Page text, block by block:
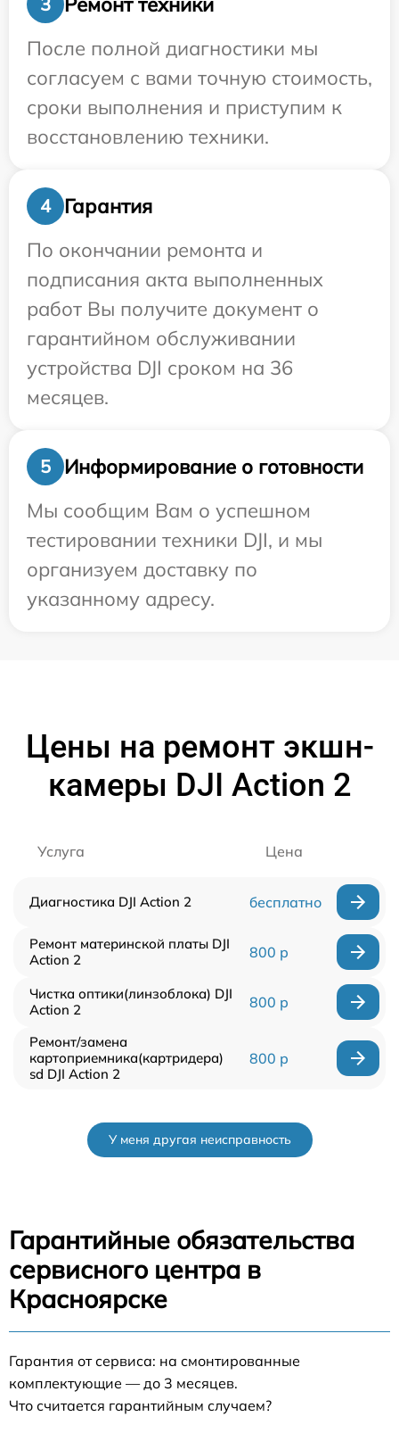
После полной диагностики мы
согласуем с вами точную стоимость,
сроки выполнения и приступим к
восстановлению техники.
4
Гарантия
По окончании ремонта и
подписания акта выполненных
работ Вы получите документ о
гарантийном обслуживании
устройства DJI сроком на 36
месяцев.
5
Информирование о готовности
Мы сообщим Вам о успешном
тестировании техники DJI, и мы
организуем доставку по
указанному адресу.
Цены на ремонт экшн-
камеры DJI Action 2
Услуга Цена
Диагностика DJI Action 2 бесплатно
Ремонт материнской платы DJI
Action 2
800 р
Чистка оптики(линзоблока) DJI
Action 2
800 р
Ремонт/замена
картоприемника(картридера)
sd DJI Action 2
800 р
У меня другая неисправность
Гарантийные обязательства
сервисного центра в
Красноярске
Гарантия от сервиса: на смонтированные
комплектующие — до 3 месяцев.
Что считается гарантийным случаем?